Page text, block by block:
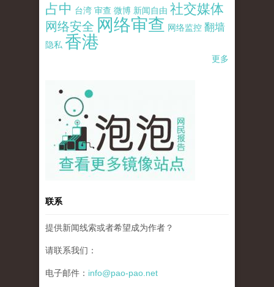
占中 台湾 审查 微博 新闻自由 社交媒体
网络安全 网络审查 网络监控 翻墙
隐私 香港
更多
pao-pao-banner-mirror-site-120814.jpg
联系
提供新闻线索或者希望成为作者？
请联系我们：
电子邮件： info@pao-pao.net